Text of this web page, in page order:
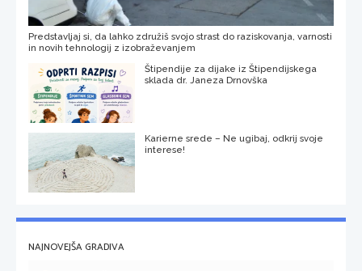
Predstavljaj si, da lahko združiš svojo strast do raziskovanja, varnosti
in novih tehnologij z izobraževanjem
Štipendije za dijake iz Štipendijskega
sklada dr. Janeza Drnovška
Karierne srede – Ne ugibaj, odkrij svoje
interese!
NAJNOVEJŠA GRADIVA